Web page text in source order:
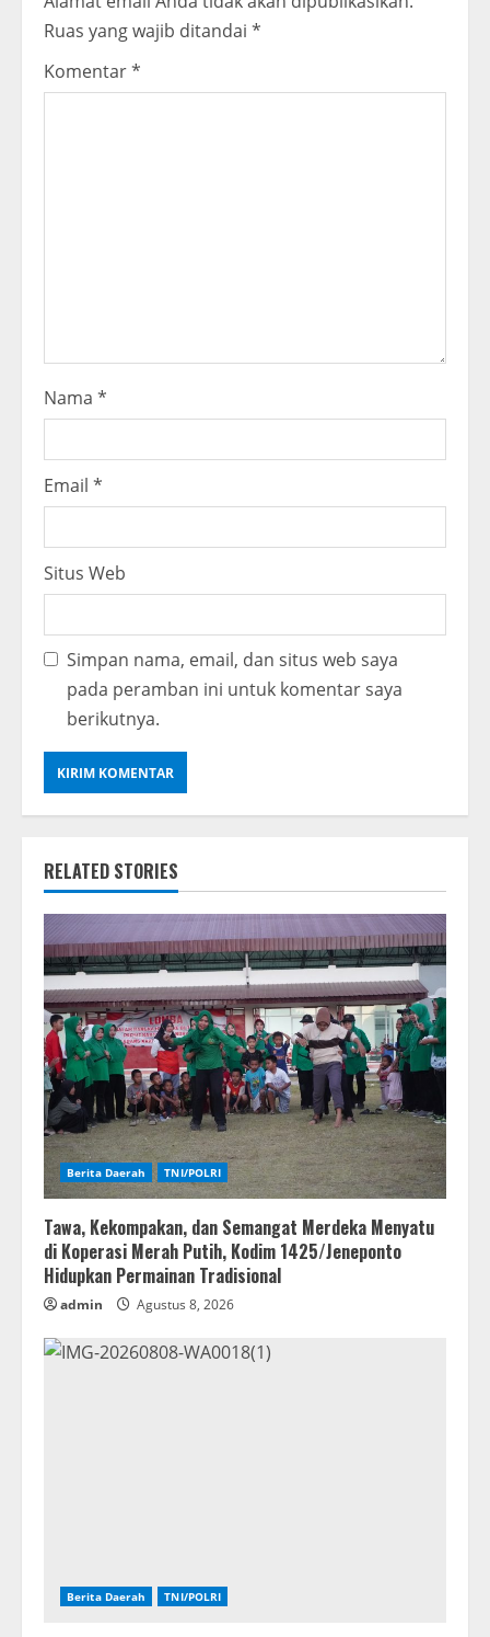
R
e
Ruas yang wajib ditandai *
Komentar*
Nama *
Email *
Situs Web
Simpan nama, email, dan situs web saya
pada peramban ini untuk komentar saya
berikutnya.
RELATED STORIES
Berita Daerah TNI/POLRI
Tawa, Kekompakan, dan Semangat Merdeka Menyatu
di Koperasi Merah Putih, Kodim 1425/Jeneponto
Hidupkan Permainan Tradisional
admin Agustus 8, 2026
Berita Daerah TNI/POLRI